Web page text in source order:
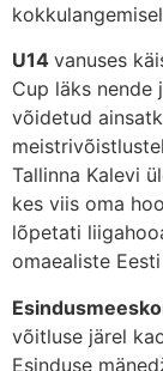
U14 vanuses
Cup läks nende
võidetud
Tallinna Kalevi
kes viis oma
lõpetati
omaealiste
võitluse järel
Esinduse